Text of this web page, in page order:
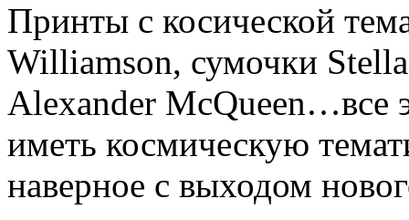
Принты с косической
Williamson, сумочки
Alexander McQueen…все
иметь космическую
наверное с выходом